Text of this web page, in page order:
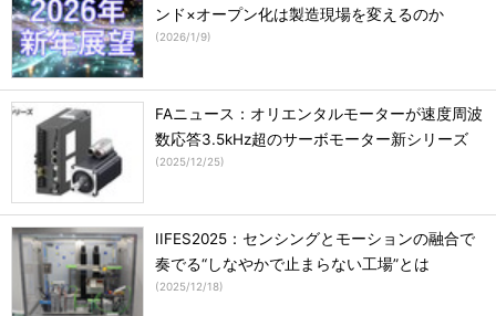
ンド×オープン化は製造現場を変えるのか
(2026/1/9)
FAニュース：オリエンタルモーターが速度周波
数応答3.5kHz超のサーボモーター新シリーズ
(2025/12/25)
IIFES2025：センシングとモーションの融合で
奏でる“しなやかで止まらない工場”とは
(2025/12/18)